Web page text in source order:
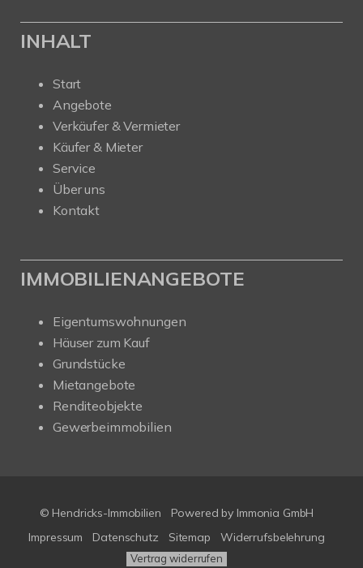
INHALT
Start
Angebote
Verkäufer & Vermieter
Käufer & Mieter
Service
Über uns
Kontakt
IMMOBILIENANGEBOTE
Eigentumswohnungen
Häuser zum Kauf
Grundstücke
Mietangebote
Renditeobjekte
Gewerbeimmobilien
© Hendricks-Immobilien
Powered by Immonia GmbH
Impressum
Datenschutz Sitemap Widerrufsbelehrung
Vertrag widerrufen